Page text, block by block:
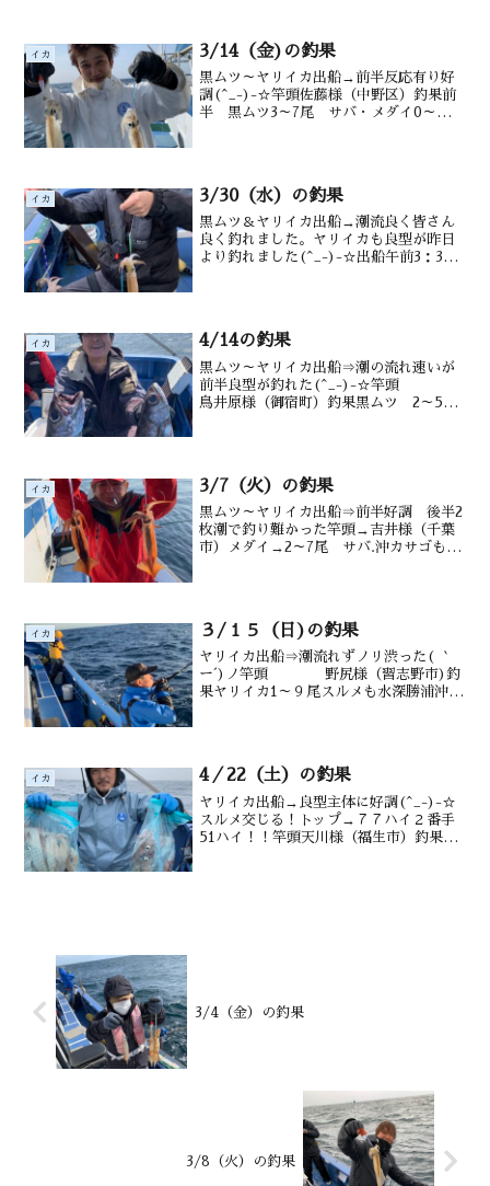
イカ 3/14（金)の釣果
黒ムツ～ヤリイカ出船→前半反応有り好
調(^_-)-☆竿頭佐藤様（中野区）釣果前
半 黒ムツ3～7尾 サバ・メダイ0～３
イカ 3/30（水）の釣果
黒ムツ＆ヤリイカ出船→潮流良く皆さん
良く釣れました。ヤリイカも良型が昨日
より釣れました(^_-)-☆出船午前3：30
イカ 4/14の釣果
黒ムツ～ヤリイカ出船⇒潮の流れ速いが
前半良型が釣れた(^_-)-☆竿頭
鳥井原様（御宿町）釣果黒ムツ 2～5
イカ 3/7（火）の釣果
黒ムツ～ヤリイカ出船⇒前半好調 後半2
枚潮で釣り難かった竿頭→吉井様（千葉
市）メダイ→2～7尾 サバ.沖カサゴも後
イカ ３/１５（日)の釣果
ヤリイカ出船⇒潮流れずノリ渋った( ｀
ー´)ノ竿頭 野尻様（習志野市)釣
果ヤリイカ1～９尾スルメも水深勝浦沖
イカ 4／22（土）の釣果
ヤリイカ出船→良型主体に好調(^_-)-☆
スルメ交じる！トップ→７７ハイ２番手
51ハイ！！竿頭天川様（福生市）釣果ヤ
3/4（金）の釣果
3/8（火）の釣果